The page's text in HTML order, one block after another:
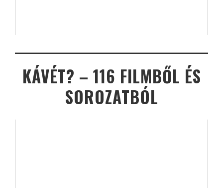
KÁVÉT? – 116 FILMBŐL ÉS
SOROZATBÓL